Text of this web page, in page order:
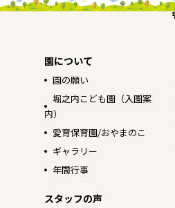
園について
園の願い
堀之内こども園（入園案
内）
愛育保育園/おやまのこ
ギャラリー
年間行事
スタッフの声